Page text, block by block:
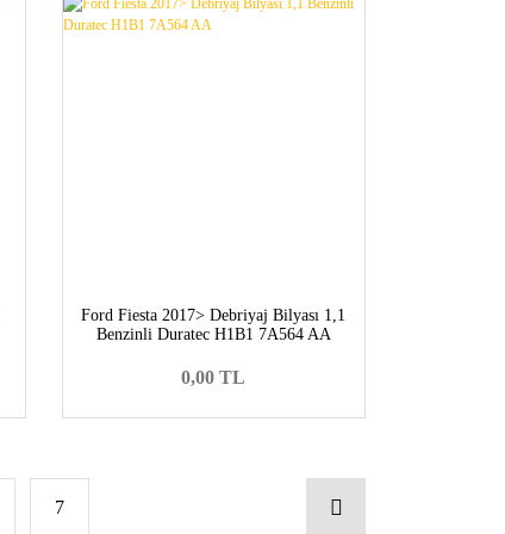
Ford Fiesta 2017> Debriyaj Bilyası 1,1
Benzinli Duratec H1B1 7A564 AA
0,00 TL
7